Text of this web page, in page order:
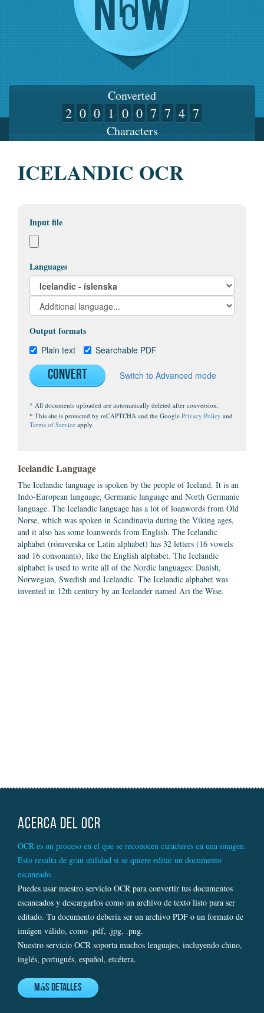
Converted
2 0 0 1 0 0 7 7 4 7
Characters
ICELANDIC OCR
Input file
Languages
Output formats
Plain text Searchable PDF
Convert Switch to Advanced mode
* All documents uploaded are automatically deleted after conversion.
* This site is protected by reCAPTCHA and the Google Privacy Policy and
Terms of Service apply.
Icelandic Language
The Icelandic language is spoken by the people of Iceland. It is an
Indo-European language, Germanic language and North Germanic
language. The Icelandic language has a lot of loanwords from Old
Norse, which was spoken in Scandinavia during the Viking ages,
and it also has some loanwords from English. The Icelandic
alphabet (rómverska or Latin alphabet) has 32 letters (16 vowels
and 16 consonants), like the English alphabet. The Icelandic
alphabet is used to write all of the Nordic languages: Danish,
Norwegian, Swedish and Icelandic. The Icelandic alphabet was
invented in 12th century by an Icelander named Ari the Wise.
ACERCA DEL OCR
OCR es un proceso en el que se reconocen caracteres en una imagen.
Esto resulta de gran utilidad si se quiere editar un documento
escaneado.
Puedes usar nuestro servicio OCR para convertir tus documentos
escaneados y descargarlos como un archivo de texto listo para ser
editado. Tu documento debería ser un archivo PDF o un formato de
imágen válido, como .pdf, .jpg, .png.
Nuestro servicio OCR soporta muchos lenguajes, incluyendo chino,
inglés, portugués, español, etcétera.
Más detalles